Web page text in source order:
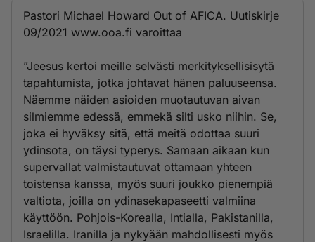
Pastori Michael Howard Out of AFICA. Uutiskirje
09/2021 www.ooa.fi varoittaa
”Jeesus kertoi meille selvästi merkityksellisisytä
tapahtumista, jotka johtavat hänen paluuseensa.
Näemme näiden asioiden muotautuvan aivan
silmiemme edessä, emmekä silti usko niihin. Se,
joka ei hyväksy sitä, että meitä odottaa suuri
ydinsota, on täysi typerys. Samaan aikaan kun
supervallat valmistautuvat ottamaan yhteen
toistensa kanssa, myös suuri joukko pienempiä
valtiota, joilla on ydinasekapaseetti valmiina
käyttöön. Pohjois-Korealla, Intialla, Pakistanilla,
Israelilla. Iranilla ja nykyään mahdollisesti myös